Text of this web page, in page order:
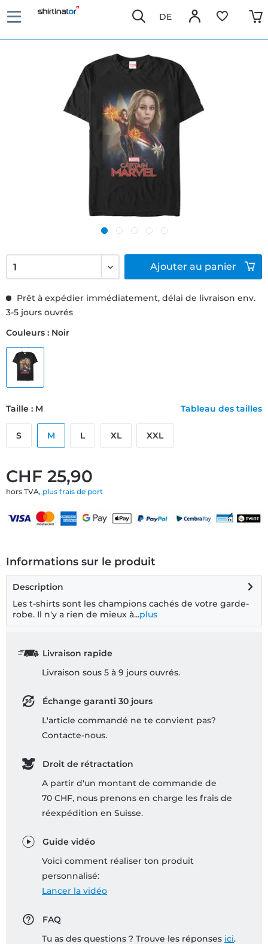
DE
CHF 25,90
hors TVA, plus frais de port
Prêt à expédier immédiatement, délai de livraison env.
3-5 jours ouvrés
Couleurs : Noir
Taille : M Tableau des tailles
S M L XL XXL
Ajouter au panier
Informations sur le produit
Description
Les t-shirts sont les champions cachés de votre garde-
robe. Il n'y a rien de mieux à...plus
Livraison rapide
Livraison sous 5 à 9 jours ouvrés.
Échange garanti 30 jours
L'article commandé ne te convient pas?
Contacte-nous.
Droit de rétractation
A partir d'un montant de commande de
70 CHF, nous prenons en charge les frais de
réexpédition en Suisse.
Guide vidéo
Voici comment réaliser ton produit
personnalisé:
Lancer la vidéo
FAQ
Tu as des questions ? Trouve les réponses ici.